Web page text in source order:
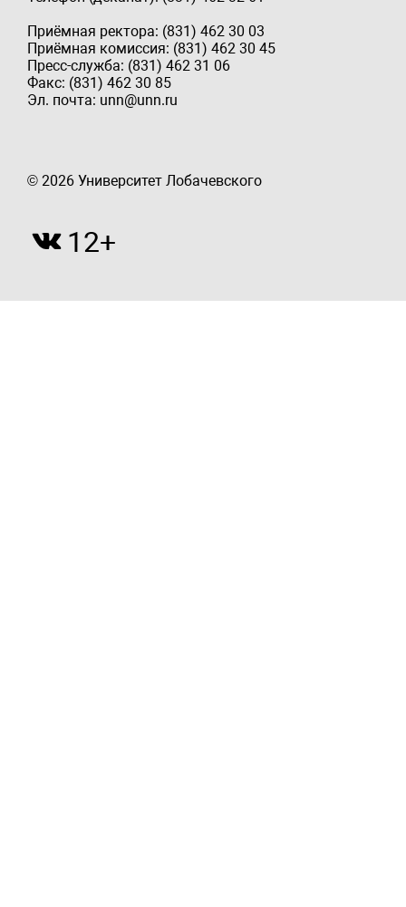
Приёмная ректора: (831) 462 30 03
Приёмная комиссия: (831) 462 30 45
Пресс-служба: (831) 462 31 06
Факс: (831) 462 30 85
Эл. почта: unn@unn.ru
© 2026 Университет Лобачевского
12+